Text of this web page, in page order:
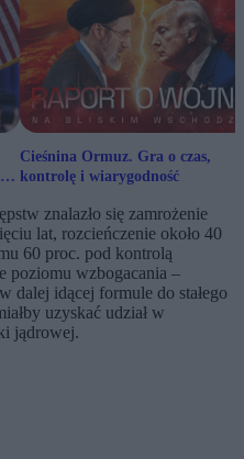
Cieśnina Ormuz. Gra o czas,
kontrolę i wiarygodność
znalazło się zamrożenie
lat, rozcieńczenie około 40
60 proc. pod kontrolą
poziomu wzbogacania –
dalej idącej formule do stałego
uzyskać udział w
jądrowej.